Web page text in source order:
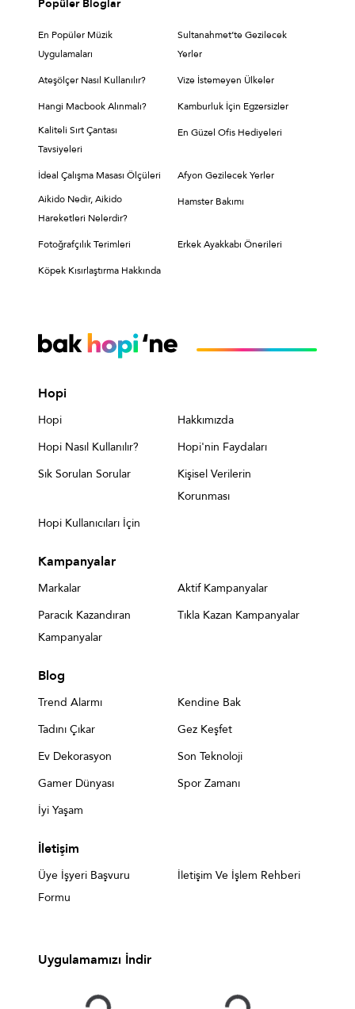
Popüler Bloglar
En Popüler Müzik
Uygulamaları
Sultanahmet’te Gezilecek
Yerler
Ateşölçer Nasıl Kullanılır? Vize İstemeyen Ülkeler
Hangi Macbook Alınmalı?
Kamburluk İçin Egzersizler
Kaliteli Sırt Çantası
Tavsiyeleri
En Güzel Ofis Hediyeleri
İdeal Çalışma Masası Ölçüleri
Afyon Gezilecek Yerler
Aikido Nedir, Aikido
Hareketleri Nelerdir?
Hamster Bakımı
Fotoğrafçılık Terimleri Erkek Ayakkabı Önerileri
Köpek Kısırlaştırma Hakkında
Hopi
Hopi
Hakkımızda
Hopi Nasıl Kullanılır?
Hopi'nin Faydaları
Sık Sorulan Sorular
Kişisel Verilerin
Korunması
Hopi Kullanıcıları İçin
Kampanyalar
Markalar
Aktif Kampanyalar
Paracık Kazandıran
Kampanyalar
Tıkla Kazan Kampanyalar
Blog
Trend Alarmı
Kendine Bak
Tadını Çıkar
Gez Keşfet
Ev Dekorasyon
Son Teknoloji
Gamer Dünyası
Spor Zamanı
İyi Yaşam
İletişim
Üye İşyeri Başvuru
Formu
İletişim Ve İşlem Rehberi
Uygulamamızı İndir